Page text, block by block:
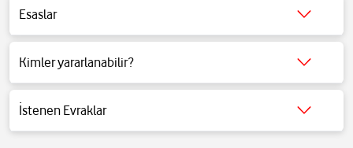
Esaslar
Detaylı bilgi içintıklayınız.
Kimler yararlanabilir?
Detaylı bilgi içintıklayınız.
İstenen Evraklar
Detaylı bilgi içintıklayınız.